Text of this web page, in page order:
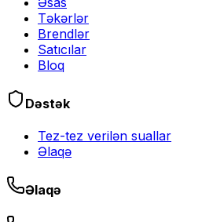
Təkərlər
Brendlər
Satıcılar
Bloq
Dəstək
Tez-tez verilən suallar
Əlaqə
Əlaqə